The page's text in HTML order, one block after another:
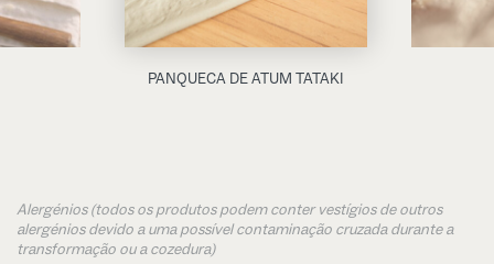
PANQUECA DE ATUM TATAKI
Alergénios (todos os produtos podem conter vestígios de outros
alergénios devido a uma possível contaminação cruzada durante a
transformação ou a cozedura)